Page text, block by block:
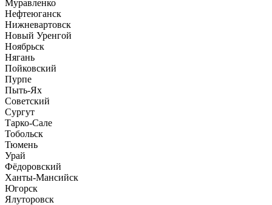
Муравленко
Нефтеюганск
Нижневартовск
Новый Уренгой
Ноябрьск
Нягань
Пойковский
Пурпе
Пыть-Ях
Советский
Сургут
Тарко-Сале
Тобольск
Тюмень
Урай
Фёдоровский
Ханты-Мансийск
Югорск
Ялуторовск